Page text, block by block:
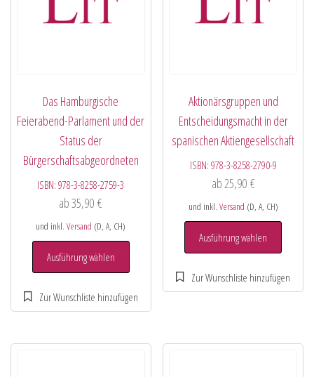
Das Hamburgische
Feierabend-Parlament und der
Status der
Bürgerschaftsabgeordneten
ISBN:978-3-8258-2759-3
ab35,90€
und inkl.Versand (D, A, CH)
Ausführung wählen
Aktionärsgruppen und
Entscheidungsmacht in der
spanischen Aktiengesellschaft
ISBN: 978-3-8258-2790-9
ab 25,90 €
und inkl. Versand (D, A, CH)
Ausführung wählen